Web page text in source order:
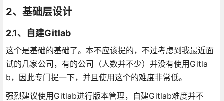
2、基础层设计
2.1、自建Gitlab
这个是基础的基础了。本不应该提的，不过考虑到我最近面
试的几家公司，有的公司（人数并不少）并没有使用Gitla
b，因此专门提一下，并且使用这个的难度非常低。
强烈建议使用Gitlab进行版本管理，自建Gitlab难度并不